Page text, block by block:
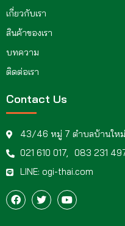
เกี่ยวกับเรา
สินค้าของเรา
บทความ
ติดต่อเรา
Contact Us
43/46 หมู่ 7 ตำบลบ้านใหม่
021 610 017,
083 231
LINE: ogi-thai.com